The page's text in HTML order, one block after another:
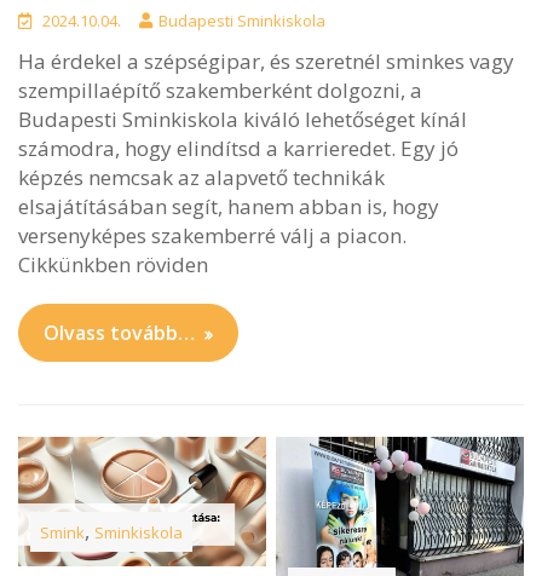
2024.10.04. Budapesti Sminkiskola
Ha érdekel a szépségipar, és szeretnél sminkes vagy
szempillaépítő szakemberként dolgozni, a
Budapesti Sminkiskola kiváló lehetőséget kínál
számodra, hogy elindítsd a karrieredet. Egy jó
képzés nemcsak az alapvető technikák
elsajátításában segít, hanem abban is, hogy
versenyképes szakemberré válj a piacon.
Cikkünkben röviden
Olvass tovább…
Smink, Sminkiskola